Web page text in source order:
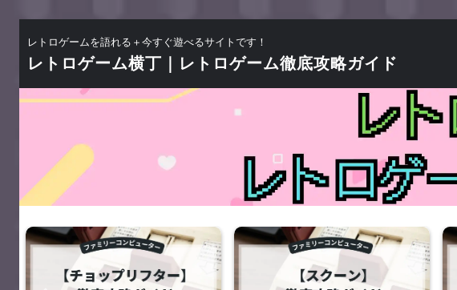
レトロゲームを語れる＋今すぐ遊べるサイトです！
レトロゲーム横丁｜レトロゲーム徹底攻略ガイド